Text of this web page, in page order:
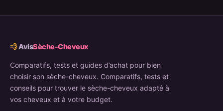
Panasonic nanoe
Guides
Type Dyson pas cher ✨
💨AvisSèche-Cheveux
Comparatifs, tests et guides d’achat pour bien
choisir son sèche-cheveux. Comparatifs, tests et
conseils pour trouver le sèche-cheveux adapté à
vos cheveux et à votre budget.